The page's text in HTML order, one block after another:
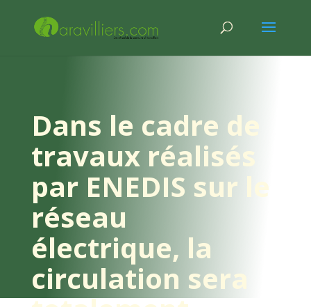
Dans le cadre de
travaux réalisés
par ENEDIS sur le
réseau
électrique, la
circulation sera